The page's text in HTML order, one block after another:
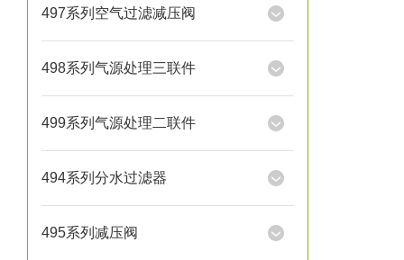
497系列空气过滤减压阀
498系列气源处理三联件
499系列气源处理二联件
494系列分水过滤器
495系列减压阀